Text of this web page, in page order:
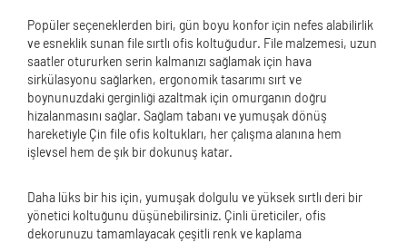
Popüler seçeneklerden biri, gün boyu konfor için nefes alabilirlik
ve esneklik sunan file sırtlı ofis koltuğudur. File malzemesi, uzun
saatler otururken serin kalmanızı sağlamak için hava
sirkülasyonu sağlarken, ergonomik tasarımı sırt ve
boynunuzdaki gerginliği azaltmak için omurganın doğru
hizalanmasını sağlar. Sağlam tabanı ve yumuşak dönüş
hareketiyle Çin file ofis koltukları, her çalışma alanına hem
işlevsel hem de şık bir dokunuş katar.
Daha lüks bir his için, yumuşak dolgulu ve yüksek sırtlı deri bir
yönetici koltuğunu düşünebilirsiniz. Çinli üreticiler, ofis
dekorunuzu tamamlayacak çeşitli renk ve kaplama